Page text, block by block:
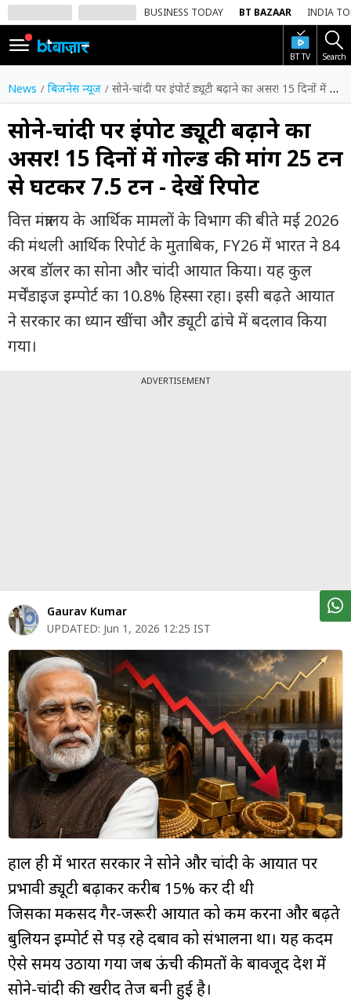
BUSINESS TODAY BT BAZAAR INDIA
BT TV Search
SIGN
IN
Dark
Mode
होम
शेयर
बाज़ार
वीडियो
ट्रेंडिंग
बिजनेस
न्यूज
ट्रेंडिंग
बिजनेस
न्यूज
वीडियो
म्यूचुअल
फंड
News बिजनेस न्यूज सोने-चांदी पर इंपोर्ट ड्यूटी बढ़ाने का असर! 15 दिनों में गोल्ड की मांग 25 टन से घटकर 7.5 टन - देखें रिपोर्ट
सोने-चांदी पर इंपोर्ट ड्यूटी बढ़ाने का
असर! 15 दिनों में गोल्ड की मांग 25 टन
से घटकर 7.5 टन - देखें रिपोर्ट
वित्त मंत्रालय के आर्थिक मामलों के विभाग की बीते मई 2026
की मंथली आर्थिक रिपोर्ट के मुताबिक, FY26 में भारत ने 84
अरब डॉलर का सोना और चांदी आयात किया। यह कुल
मर्चेंडाइज इम्पोर्ट का 10.8% हिस्सा रहा। इसी बढ़ते आयात
ने सरकार का ध्यान खींचा और ड्यूटी ढांचे में बदलाव किया
गया।
ADVERTISEMENT
Gaurav Kumar
UPDATED: Jun 1, 2026 12:25 IST
हाल ही में भारत सरकार ने सोने और चांदी के आयात पर
प्रभावी ड्यूटी बढ़ाकर करीब 15% कर दी थी
जिसका मकसद गैर-जरूरी आयात को कम करना और बढ़ते
बुलियन इम्पोर्ट से पड़ रहे दबाव को संभालना था। यह कदम
ऐसे समय उठाया गया जब ऊंची कीमतों के बावजूद देश में
सोने-चांदी की खरीद तेज बनी हुई है।